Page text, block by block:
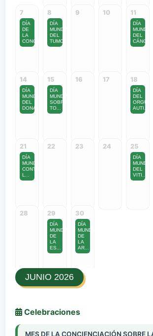
JUNIO 2026
Celebraciones
MES DE LA CONCIENCIACIÓN SOBRE
7
DÍA
DE
LA
CONCIENCIA...
8
DÍA
MUNDIAL
DEL
TUMO...
9 10 11
DÍA
MUNDIAL
DEL
CÁNC...
14
DÍA
MUNDIAL
DEL
DONA...
15
DÍA
MUNDIAL
SOBRE
TO...
16 17 18
DÍA
DEL
AUTI...
21
DÍA
MUNDIAL
CONTRA
L...
22 23 24 25
DÍA
MUNDIAL
DEL
VITI...
28 29
DÍA
MUNDIAL
DE
LA
ES...
30
DÍA
MUNDIAL
DE
LA
AR...